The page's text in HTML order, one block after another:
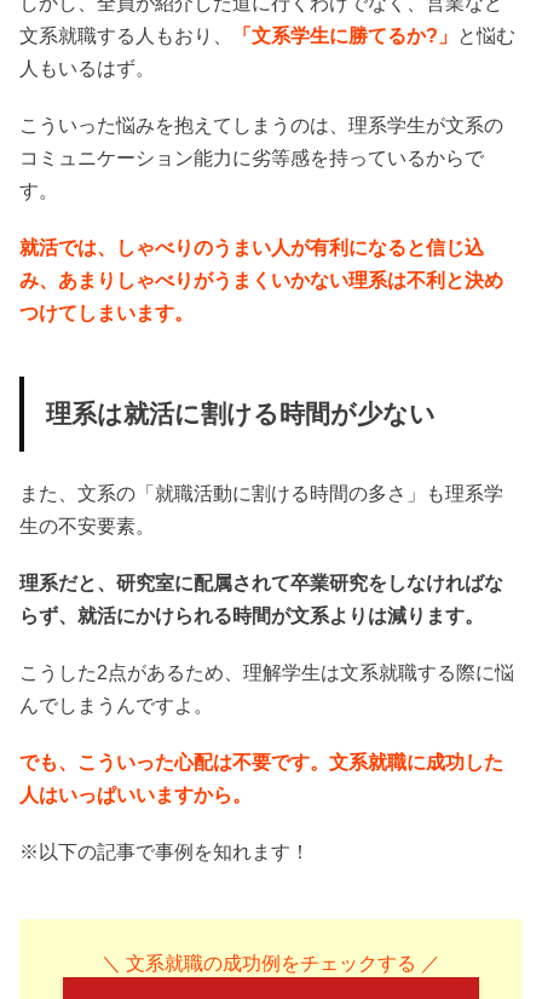
文系就職する人もおり、
「文系学生に勝てるか?」 と悩む
人もいるはず。
こういった悩みを抱えてしまうのは、理系学生が文系の
コミュニケーション能力に劣等感を持っているからで
す。
就活では、しゃべりのうまい人が有利になると信じ込
み、あまりしゃべりがうまくいかない理系は不利と決め
つけてしまいます。
理系は就活に割ける時間が少ない
また、文系の「就職活動に割ける時間の多さ」も理系学
生の不安要素。
理系だと、研究室に配属されて卒業研究をしなければな
らず、就活にかけられる時間が文系よりは減ります。
こうした2点があるため、理解学生は文系就職する際に悩
んでしまうんですよ。
でも、こういった心配は不要です。文系就職に成功した
人はいっぱいいますから。
※以下の記事で事例を知れます！
＼ 文系就職の成功例をチェックする ／